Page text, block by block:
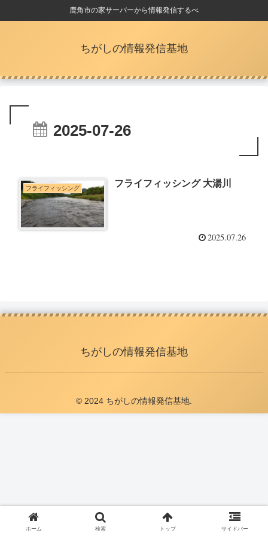
鹿角市の家サーバーから情報発信するべ
ちがしの情報発信基地
2025-07-26
フライフィッシング フライフィッシング 大湯川
2025.07.26
ちがしの情報発信基地
© 2024 ちがしの情報発信基地.
ホーム 検索 トップ サイドバー